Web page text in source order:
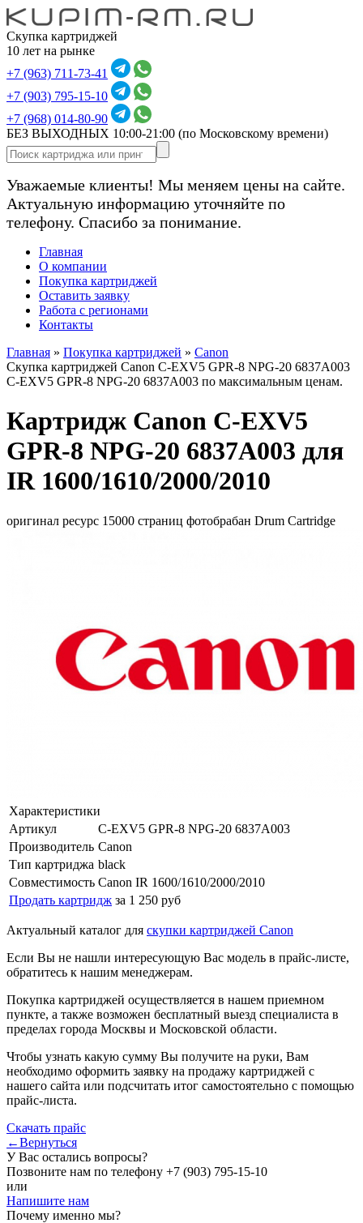
Скупка картриджей
10 лет на рынке
+7 (963) 711-73-41
+7 (903) 795-15-10
+7 (968) 014-80-90
БЕЗ ВЫХОДНЫХ 10:00-21:00 (по Московскому времени)
Уважаемые клиенты! Мы меняем цены на сайте.
Актуальную информацию уточняйте по
телефону. Спасибо за понимание.
Главная
О компании
Покупка картриджей
Оставить заявку
Работа с регионами
Контакты
Главная » Покупка картриджей » Canon
Скупка картриджей Canon C-EXV5 GPR-8 NPG-20 6837A003
C-EXV5 GPR-8 NPG-20 6837A003 по максимальным ценам.
Картридж Canon C-EXV5
GPR-8 NPG-20 6837A003 для
IR 1600/1610/2000/2010
оригинал ресурс 15000 страниц фотобрабан Drum Cartridge
Характеристики
Артикул
C-EXV5 GPR-8 NPG-20 6837A003
Производитель Canon
Тип картриджа black
Совместимость Canon IR 1600/1610/2000/2010
Продать картридж за 1 250 руб
Актуальный каталог для скупки картриджей Canon
Если Вы не нашли интересующую Вас модель в прайс-листе,
обратитесь к нашим менеджерам.
Покупка картриджей осуществляется в нашем приемном
пункте, а также возможен бесплатный выезд специалиста в
пределах города Москвы и Московской области.
Чтобы узнать какую сумму Вы получите на руки, Вам
необходимо оформить заявку на продажу картриджей с
нашего сайта или подсчитать итог самостоятельно с помощью
прайс-листа.
Скачать прайс
←Вернуться
У Вас остались вопросы?
Позвоните нам по телефону +7 (903) 795-15-10
или
Напишите нам
Почему именно мы?